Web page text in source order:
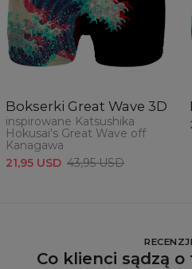
Bokserki Great Wave 3D
inspirowane Katsushika
Hokusai's Great Wave off
Kanagawa
21,95 USD 43,95 USD
Co klienci sądzą